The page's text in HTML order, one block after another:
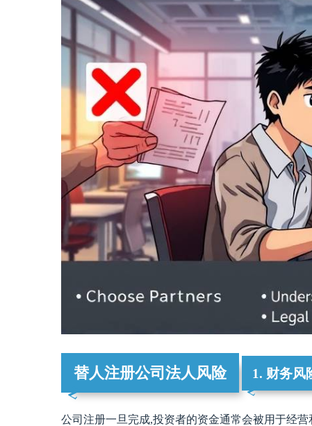
替人注册公司法人风险 1. 财务风
公司注册一旦完成,投资者的资金通常会被用于经